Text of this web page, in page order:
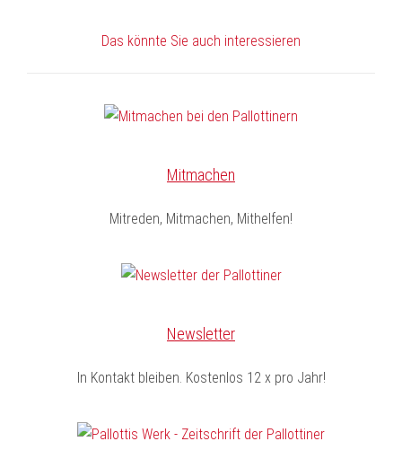
Das könnte Sie auch interessieren
Mitmachen
Mitreden, Mitmachen, Mithelfen!
Newsletter
In Kontakt bleiben. Kostenlos 12 x pro Jahr!